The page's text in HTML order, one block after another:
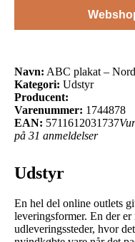
Navn: ABC plakat –
Kategori: Udstyr
Producent:
Varenummer: 1744878
EAN: 5711612031737
på 31 anmeldelser
Udstyr
En hel del online outlets
leveringsformer. En der
udleveringssteder, hvor